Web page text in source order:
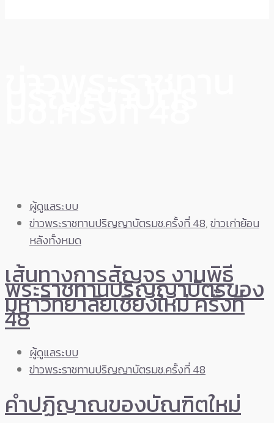
ผู้ดูแลระบบ
ข่าวพระราชทานปริญญาบัตรมช.ครั้งที่ 48,ข่าวเก่าย้อน
หลังทั้งหมด
เส้นทางการสัญจร งานพิธี
พระราชทานปริญญาบัตรของ
มหาวิทยาลัยเชียงใหม่ ครั้งที่
48
ผู้ดูแลระบบ
ข่าวพระราชทานปริญญาบัตรมช.ครั้งที่ 48
คำปฏิญาณของบัณฑิตใหม่